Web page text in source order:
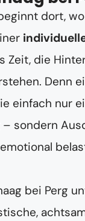
dort,
Zeit, die
Denn
einfach nur
– sondern
bei Perg